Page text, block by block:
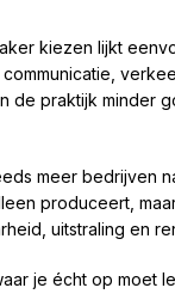
kiezen lijkt
de praktijk minder
meer bedrijven
produceert,
uitstraling en
je écht op moet